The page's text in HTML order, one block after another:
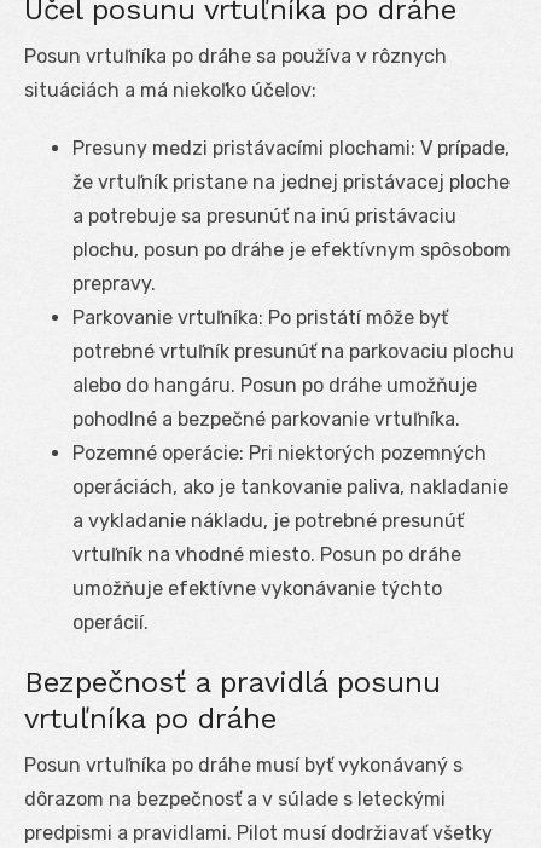
Účel posunu vrtuľníka po dráhe
Posun vrtuľníka po dráhe sa používa v rôznych
situáciách a má niekoľko účelov:
Presuny medzi pristávacími plochami: V prípade,
že vrtuľník pristane na jednej pristávacej ploche
a potrebuje sa presunúť na inú pristávaciu
plochu, posun po dráhe je efektívnym spôsobom
prepravy.
Parkovanie vrtuľníka: Po pristátí môže byť
potrebné vrtuľník presunúť na parkovaciu plochu
alebo do hangáru. Posun po dráhe umožňuje
pohodlné a bezpečné parkovanie vrtuľníka.
Pozemné operácie: Pri niektorých pozemných
operáciách, ako je tankovanie paliva, nakladanie
a vykladanie nákladu, je potrebné presunúť
vrtuľník na vhodné miesto. Posun po dráhe
umožňuje efektívne vykonávanie týchto
operácií.
Bezpečnosť a pravidlá posunu
vrtuľníka po dráhe
Posun vrtuľníka po dráhe musí byť vykonávaný s
dôrazom na bezpečnosť a v súlade s leteckými
predpismi a pravidlami. Pilot musí dodržiavať všetky